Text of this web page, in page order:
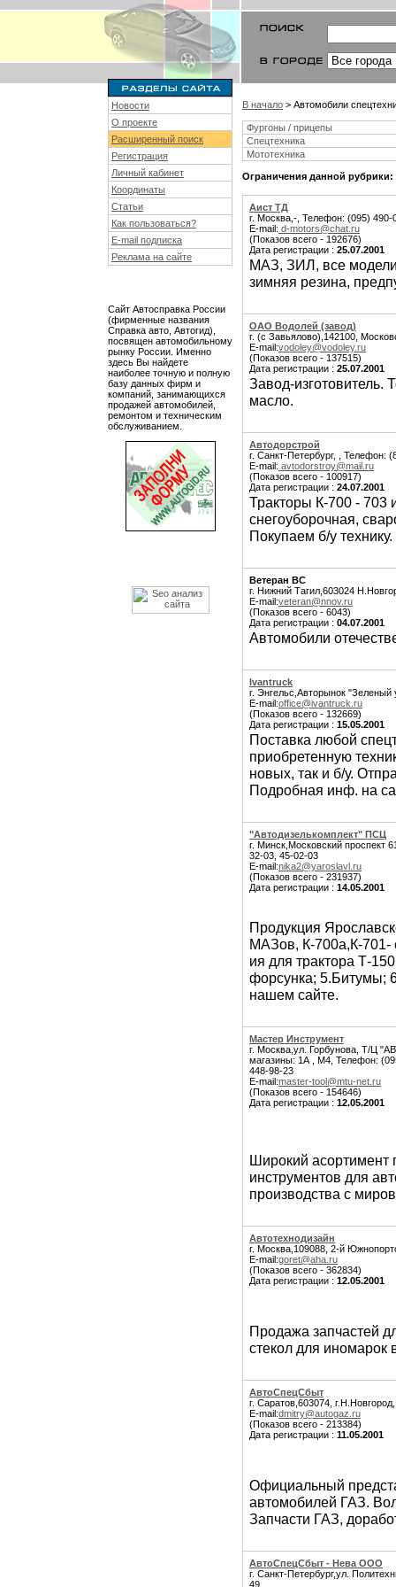
Новости
О проекте
Расширенный поиск
Регистрация
Личный кабинет
Координаты
Статьи
Как пользоваться?
E-mail подписка
Реклама на сайте
Сайт Автосправка России
(фирменные названия
Справка авто, Автогид),
посвящен автомобильному
рынку России. Именно
здесь Вы найдете
наиболее точную и полную
базу данных фирм и
компаний, занимающихся
продажей автомобилей,
ремонтом и техническим
обслуживанием.
В начало > Автомобили
Фургоны / прицепы
Спецтехника
Мототехника
Ограничения данной рубрики:
Аист ТД
г. Москва,-, Телефон: (095)
E-mail: d-motors@chat.ru
(Показов всего - 192676)
Дата регистрации : 25.07.2001
МАЗ, ЗИЛ, все
зимняя резина,
ОАО Водолей (завод)
г. (с Завьялово),142100,
E-mail:vodoley@vodoley.ru
(Показов всего - 137515)
Дата регистрации : 25.07.2001
Завод-изготовитель.
масло.
Автодорстрой
г. Санкт-Петербург, , Телефон:
E-mail: avtodorstroy@mail.ru
(Показов всего - 100917)
Дата регистрации : 24.07.2001
Тракторы К-700 - 703
снегоуборочная,
Покупаем б/у технику.
Ветеран ВС
г. Нижний Тагил,603024
E-mail:veteran@nnov.ru
(Показов всего - 6043)
Дата регистрации : 04.07.2001
Автомобили
Ivantruck
г. Энгельс,Авторынок
E-mail:office@ivantruck.ru
(Показов всего - 132669)
Дата регистрации : 15.05.2001
Поставка любой
приобретенную
новых, так и б/у.
Подробная инф. на
"Автодизелькомплект" ПСЦ
г. Минск,Московский проспект
32-03, 45-02-03
E-mail:nika2@yaroslavl.ru
(Показов всего - 231937)
Дата регистрации : 14.05.2001
Продукция
МАЗов, К-700а,К-701-
ия для трактора Т-
форсунка; 5.Битумы;
нашем сайте.
Мастер Инструмент
г. Москва,ул. Горбунова, Т/Ц
магазины: 1А , М4, Телефон:
448-98-23
E-mail:master-tool@mtu-net.ru
(Показов всего - 154646)
Дата регистрации : 12.05.2001
Широкий асортимент
инструментов для
производства с
Автотехнодизайн
г. Москва,109088, 2-й
E-mail:goret@aha.ru
(Показов всего - 362834)
Дата регистрации : 12.05.2001
Продажа запчастей
стекол для иномарок
АвтоСпецСбыт
г. Саратов,603074,
E-mail:dmitry@autogaz.ru
(Показов всего - 213384)
Дата регистрации : 11.05.2001
Официальный
автомобилей ГАЗ.
Запчасти ГАЗ,
АвтоСпецСбыт - Нева ООО
г. Санкт-Петербург,ул.
49